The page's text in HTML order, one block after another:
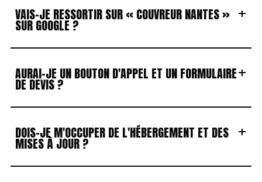
VAIS-JE RESSORTIR SUR « COUVREUR NANTES »
SUR GOOGLE ?
+
AURAI-JE UN BOUTON D'APPEL ET UN FORMULAIRE
DE DEVIS ?
+
DOIS-JE M'OCCUPER DE L'HÉBERGEMENT ET DES
MISES À JOUR ?
+